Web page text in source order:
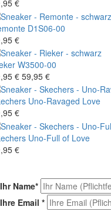
€
D1S06-00
€
W3500-00
€ 59,95 €
Uno-Ravaged Love
€
Uno-Full of Love
€
Ihr Name*
Ihre Email *